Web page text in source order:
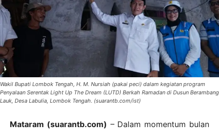
Wakil Bupati Lombok Tengah, H. M. Nursiah (pakai peci) dalam kegiatan program
Penyalaan Serentak Light Up The Dream (LUTD) Berkah Ramadan di Dusun Berambang
Lauk, Desa Labulia, Lombok Tengah. (suarantb.com/ist)
Mataram (suarantb.com) – Dalam momentum bulan